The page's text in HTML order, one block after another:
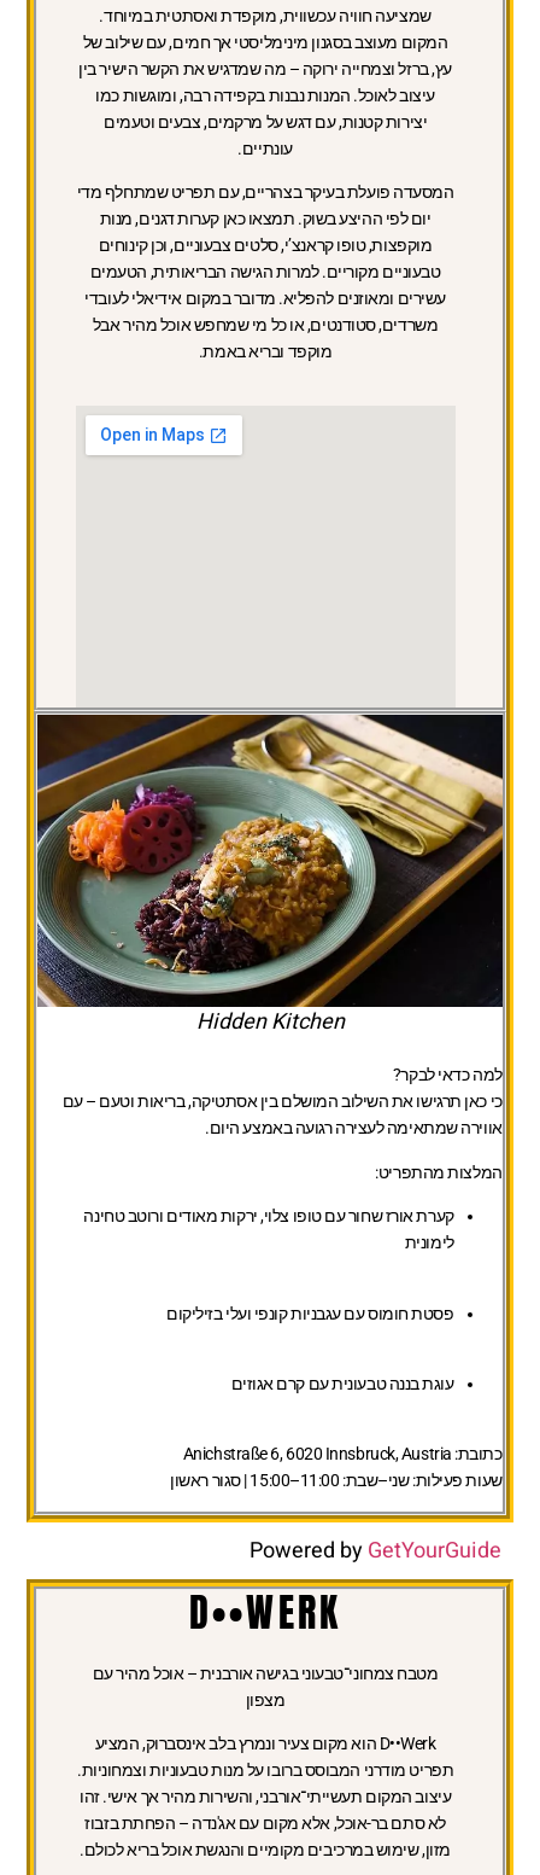
שמציעה חוויה עכשווית, מוקפדת ואסתטית במיוחד.
המקום מעוצב בסגנון מינימליסטי אך חמים, עם שילוב של
עץ, ברזל וצמחייה ירוקה – מה שמדגיש את הקשר הישיר בין
עיצוב לאוכל. המנות נבנות בקפידה רבה, ומוגשות כמו
יצירות קטנות, עם דגש על מרקמים, צבעים וטעמים
עונתיים.
המסעדה פועלת בעיקר בצהריים, עם תפריט שמתחלף מדי
יום לפי ההיצע בשוק. תמצאו כאן קערות דגנים, מנות
מוקפצות, טופו קראנצ’י, סלטים צבעוניים, וכן קינוחים
טבעוניים מקוריים. למרות הגישה הבריאותית, הטעמים
עשירים ומאוזנים להפליא. מדובר במקום אידיאלי לעובדי
משרדים, סטודנטים, או כל מי שמחפש אוכל מהיר אבל
מוקפד ובריא באמת.
Hidden Kitchen
למה כדאי לבקר?
כי כאן תרגישו את השילוב המושלם בין אסתטיקה, בריאות וטעם – עם
אווירה שמתאימה לעצירה רגועה באמצע היום.
המלצות מהתפריט:
קערת אורז שחור עם טופו צלוי, ירקות מאודים ורוטב טחינה
לימונית
פסטת חומוס עם עגבניות קונפי ועלי בזיליקום
עוגת בננה טבעונית עם קרם אגוזים
כתובת:
שעות פעילות:שני–שבת: 11:00–15:00 | סגור ראשון
Powered byGetYourGuide
D••WERK
מטבח צמחוני־טבעוני בגישה אורבנית – אוכל מהיר עם
מצפון
D••Werk הוא מקום צעיר ונמרץ בלב אינסברוק, המציע
תפריט מודרני המבוסס ברובו על מנות טבעוניות וצמחוניות.
עיצוב המקום תעשייתי־אורבני, והשירות מהיר אך אישי. זהו
לא סתם בר-אוכל, אלא מקום עם אג'נדה – הפחתת בזבוז
מזון, שימוש במרכיבים מקומיים והנגשת אוכל בריא לכולם.